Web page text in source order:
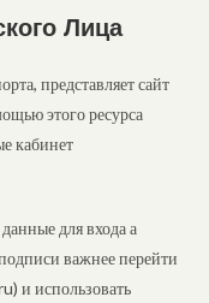
Лица
представляет сайт
этого ресурса
кабинет
для входа а
важнее перейти
и использовать